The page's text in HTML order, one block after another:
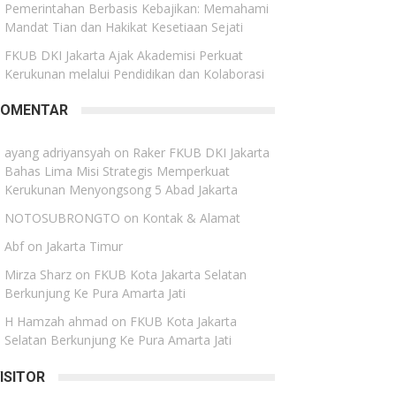
Pemerintahan Berbasis Kebajikan: Memahami
Mandat Tian dan Hakikat Kesetiaan Sejati
FKUB DKI Jakarta Ajak Akademisi Perkuat
Kerukunan melalui Pendidikan dan Kolaborasi
ayang adriyansyah on Raker FKUB DKI Jakarta
Bahas Lima Misi Strategis Memperkuat
Kerukunan Menyongsong 5 Abad Jakarta
NOTOSUBRONGTO on Kontak & Alamat
Abfon Jakarta Timur
Mirza Sharz on FKUB Kota Jakarta Selatan
Berkunjung Ke Pura Amarta Jati
H Hamzah ahmad on FKUB Kota Jakarta
Selatan Berkunjung Ke Pura Amarta Jati